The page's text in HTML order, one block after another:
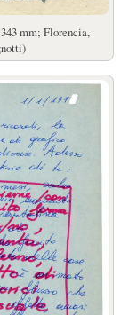
mm; Florencia,